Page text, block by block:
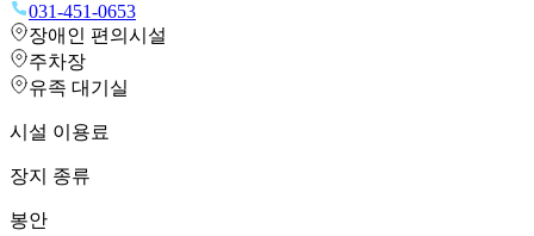
031-451-0653
장애인 편의시설
주차장
유족 대기실
시설 이용료
장지 종류
봉안